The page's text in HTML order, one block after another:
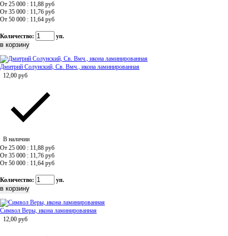
От 25 000 : 11,88 руб
От 35 000 : 11,76 руб
От 50 000 : 11,64 руб
Количество: уп.
Дмитрий Солунский, Св. Вмч., икона ламинированная
12,00 руб
В наличии
От 25 000 : 11,88 руб
От 35 000 : 11,76 руб
От 50 000 : 11,64 руб
Количество: уп.
Символ Веры, икона ламинированная
12,00 руб